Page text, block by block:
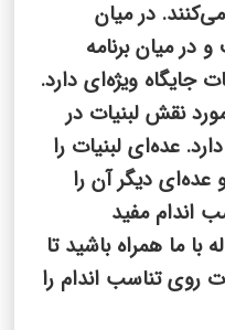
در میان
در میان برنامه
جایگاه ویژه‌ای دارد.
نقش لبنیات در
عده‌ای لبنیات را
عده‌ای دیگر آن را
اندام مفید
با ما همراه باشید تا
روی تناسب اندام را